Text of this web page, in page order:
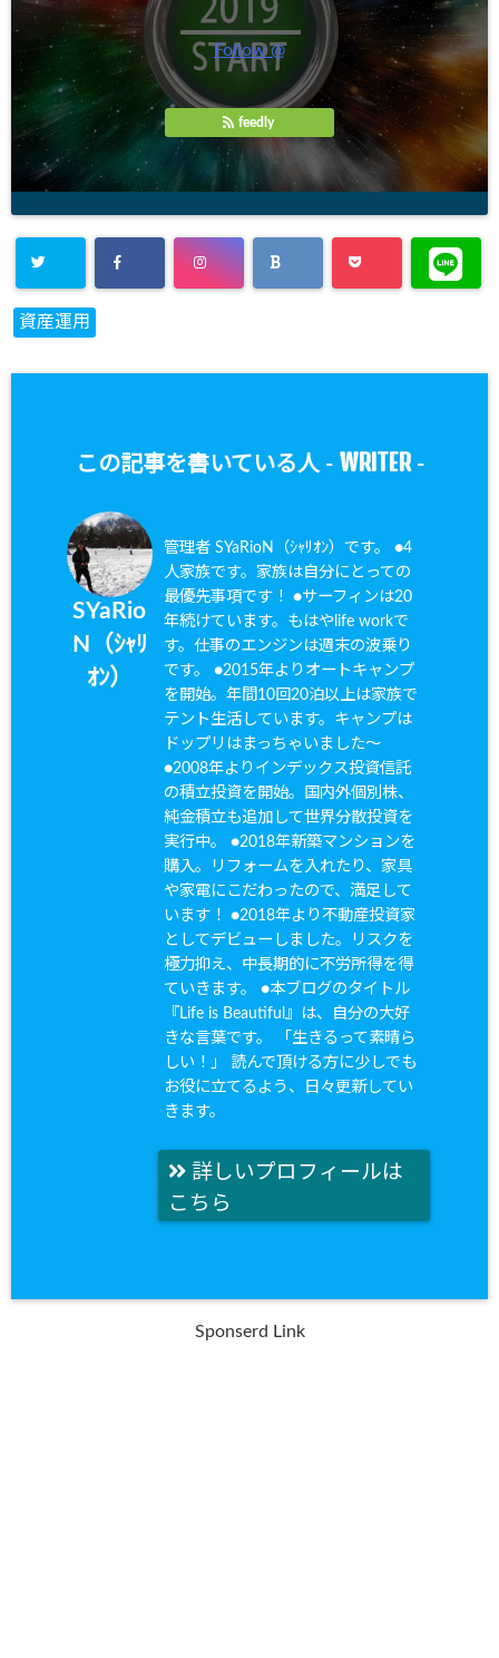
Follow @
feedly
資産運用
この記事を書いている人 - WRITER-
SYaRio
N（ｼｬﾘ
ｵﾝ）
管理者 SYaRioN（ｼｬﾘｵﾝ）です。 ●4
人家族です。家族は自分にとっての
最優先事項です！ ●サーフィンは20
年続けています。もはやlife workで
す。仕事のエンジンは週末の波乗り
です。 ●2015年よりオートキャンプ
を開始。年間10回20泊以上は家族で
テント生活しています。キャンプは
ドップリはまっちゃいました〜
●2008年よりインデックス投資信託
の積立投資を開始。国内外個別株、
純金積立も追加して世界分散投資を
実行中。 ●2018年新築マンションを
購入。リフォームを入れたり、家具
や家電にこだわったので、満足して
います！ ●2018年より不動産投資家
としてデビューしました。リスクを
極力抑え、中長期的に不労所得を得
ていきます。 ●本ブログのタイトル
『Life is Beautiful』は、自分の大好
きな言葉です。 「生きるって素晴ら
しい！」 読んで頂ける方に少しでも
お役に立てるよう、日々更新してい
きます。
詳しいプロフィールは
こちら
Sponserd Link